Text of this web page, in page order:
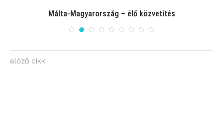
Málta-Magyarország – élő közvetítés
előző cikk